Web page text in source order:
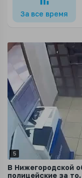
За все время
5
В Нижегородской
полицейские за